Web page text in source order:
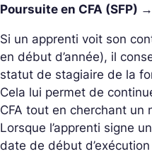
Poursuite en CFA (SFP)
Si un apprenti voit son
en début d’année), il
statut de stagiaire de la
Cela lui permet de
CFA tout en cherchant un
Lorsque l’apprenti signe
date de début